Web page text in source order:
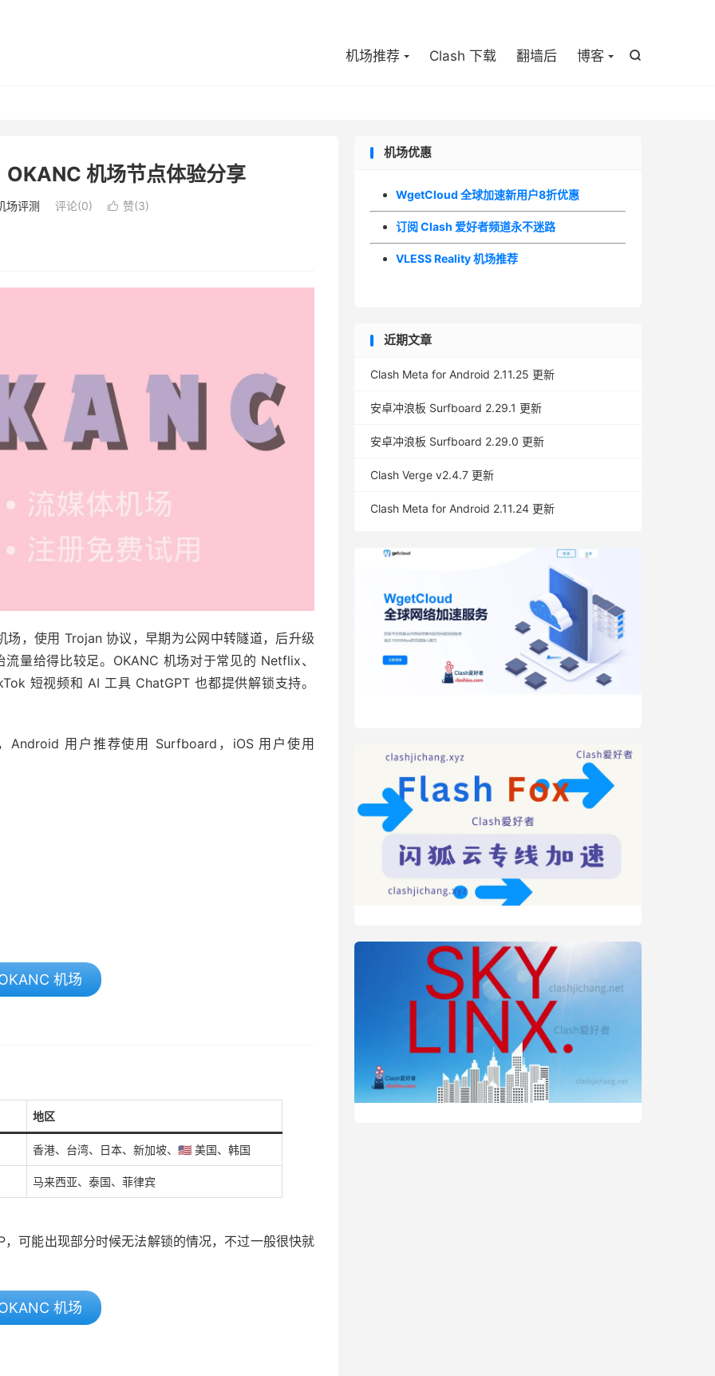

机场推荐 Clash 下载 翻墙后 博客
机场节点体验分享
场评测 评论(0)  赞(3)
，使用 Trojan 协议，早期为公网中转隧道，后升级
量给得比较足。OKANC 机场对于常见的 Netflix、
短视频和 AI 工具 ChatGPT 也都提供解锁支持。
Android 用户推荐使用 Surfboard，iOS 用户使用
机场
地区
香港、台湾、日本、新加坡、🇺🇸 美国、韩国
马来西亚、泰国、菲律宾
可能出现部分时候无法解锁的情况，不过一般很快就
机场
机场优惠
WgetCloud 全球加速新用户8折优惠
订阅 Clash 爱好者频道永不迷路
VLESS Reality 机场推荐
近期文章
Clash Meta for Android 2.11.25 更新
安卓冲浪板 Surfboard 2.29.1 更新
安卓冲浪板 Surfboard 2.29.0 更新
Clash Verge v2.4.7 更新
Clash Meta for Android 2.11.24 更新